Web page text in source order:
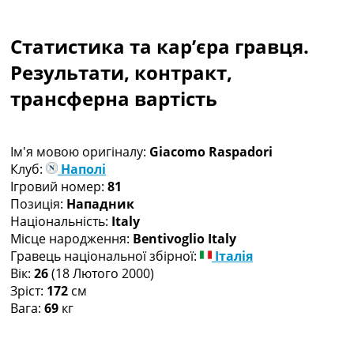
Чемпіонат Світу
Україна. Прем’єр-Ліга
Україна. Перша Ліга
Ліга Чемпіонів
Ще Турніри >>>
Таблиці
Чемпіонат Світу. Турнирні таблиці
Таблиця УПЛ
Перша Ліга
Таблиця АПЛ
Таблиця Ла Ліги
Таблиця Ліги Чемпіонів
Всі таблиці >>>
Рейтинги
Статистика та кар’єра гравця.
Результати, контракт,
трансферна вартість
Ім'я мовою оригіналу: Giacomo Raspadori
Клуб:
Наполі
Ігровий номер: 81
Позиція: Нападник
Національність: Italy
Місце народження: Bentivoglio Italy
Гравець національної збірної:
Італія
Вік: 26(18 Лютого 2000)
Зріст: 172 см
Вага: 69 кг